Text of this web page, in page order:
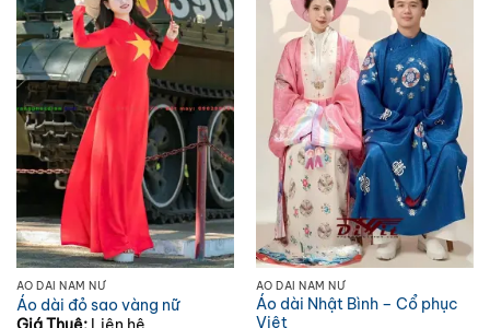
ÁO DÀI NAM NỮ
Áo dài đỏ sao vàng nữ
ÁO DÀI NAM NỮ
Áo dài Nhật Bình – Cổ phục
Việt